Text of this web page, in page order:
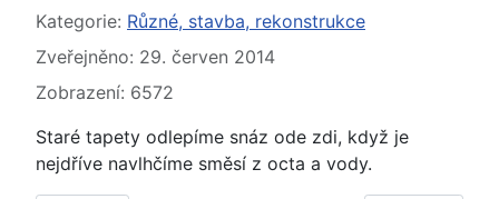
Základní údaje
Kategorie: Různé, stavba, rekonstrukce
Zveřejněno: 29. červen 2014
Zobrazení: 6572
Staré tapety odlepíme snáz ode zdi, když je
nejdříve navlhčíme směsí z octa a vody.